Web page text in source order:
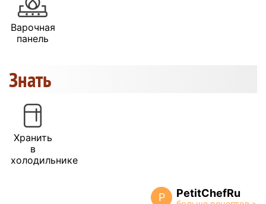
Варочная
панель
Знать
Хранить
в
холодильнике
P PetitChefRu